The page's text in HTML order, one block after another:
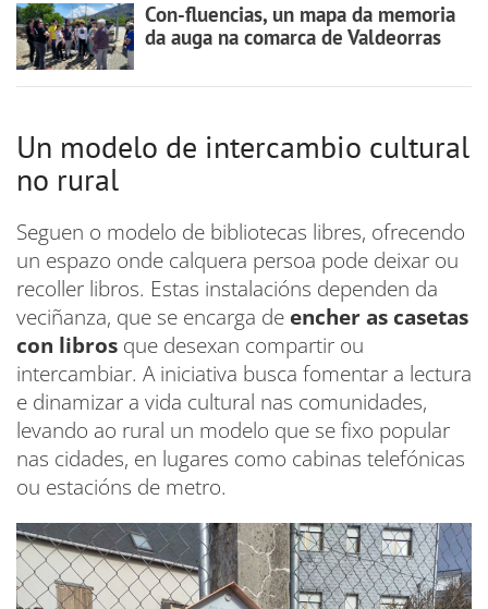
Con-fluencias, un mapa da memoria
da auga na comarca de Valdeorras
Un modelo de intercambio cultural
no rural
Seguen o modelo de bibliotecas libres, ofrecendo
un espazo onde calquera persoa pode deixar ou
recoller libros. Estas instalacións dependen da
veciñanza, que se encarga de encher as casetas
con libros que desexan compartir ou
intercambiar. A iniciativa busca fomentar a lectura
e dinamizar a vida cultural nas comunidades,
levando ao rural un modelo que se fixo popular
nas cidades, en lugares como cabinas telefónicas
ou estacións de metro.